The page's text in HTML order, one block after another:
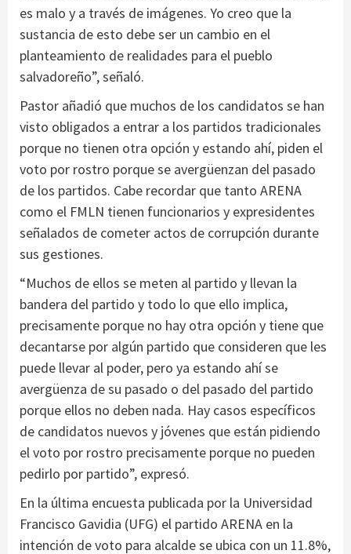
es malo y a través de imágenes. Yo creo que la
sustancia de esto debe ser un cambio en el
planteamiento de realidades para el pueblo
salvadoreño”, señaló.
Pastor añadió que muchos de los candidatos se han
visto obligados a entrar a los partidos tradicionales
porque no tienen otra opción y estando ahí, piden el
voto por rostro porque se avergüenzan del pasado
de los partidos. Cabe recordar que tanto ARENA
como el FMLN tienen funcionarios y expresidentes
señalados de cometer actos de corrupción durante
sus gestiones.
“Muchos de ellos se meten al partido y llevan la
bandera del partido y todo lo que ello implica,
precisamente porque no hay otra opción y tiene que
decantarse por algún partido que consideren que les
puede llevar al poder, pero ya estando ahí se
avergüenza de su pasado o del pasado del partido
porque ellos no deben nada. Hay casos específicos
de candidatos nuevos y jóvenes que están pidiendo
el voto por rostro precisamente porque no pueden
pedirlo por partido”, expresó.
En la última encuesta publicada por la Universidad
Francisco Gavidia (UFG) el partido ARENA en la
intención de voto para alcalde se ubica con un 11.8%,